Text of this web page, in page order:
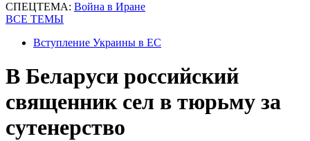
СПЕЦТЕМА: Война в Иране
ВСЕ ТЕМЫ
Вступление Украины в ЕС
В Беларуси российский
священник сел в тюрьму за
сутенерство